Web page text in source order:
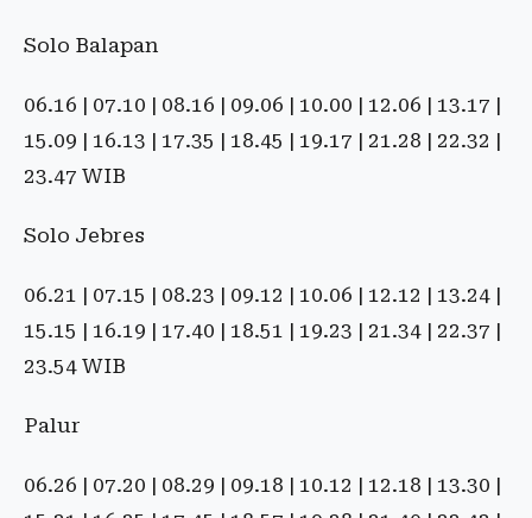
Solo Balapan
06.16 | 07.10 | 08.16 | 09.06 | 10.00 | 12.06 | 13.17 |
15.09 | 16.13 | 17.35 | 18.45 | 19.17 | 21.28 | 22.32 |
23.47 WIB
Solo Jebres
06.21 | 07.15 | 08.23 | 09.12 | 10.06 | 12.12 | 13.24 |
15.15 | 16.19 | 17.40 | 18.51 | 19.23 | 21.34 | 22.37 |
23.54 WIB
Palur
06.26 | 07.20 | 08.29 | 09.18 | 10.12 | 12.18 | 13.30 |